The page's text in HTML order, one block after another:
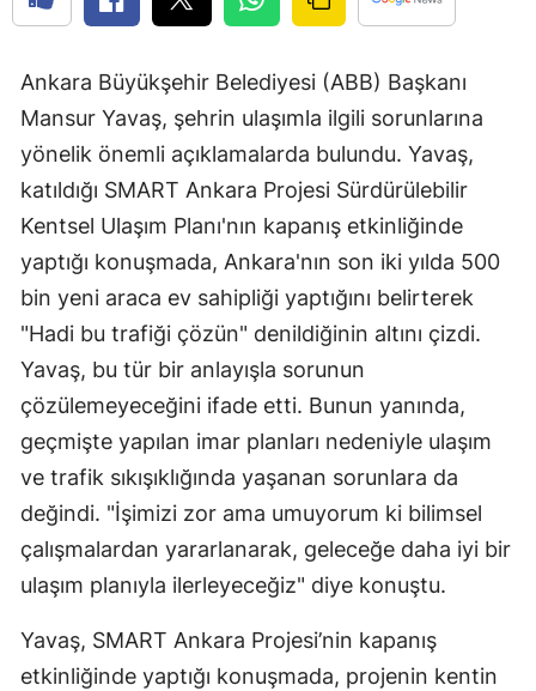
Ankara Büyükşehir Belediyesi (ABB) Başkanı
Mansur Yavaş, şehrin ulaşımla ilgili sorunlarına
yönelik önemli açıklamalarda bulundu. Yavaş,
katıldığı SMART Ankara Projesi Sürdürülebilir
Kentsel Ulaşım Planı'nın kapanış etkinliğinde
yaptığı konuşmada, Ankara'nın son iki yılda 500
bin yeni araca ev sahipliği yaptığını belirterek
"Hadi bu trafiği çözün" denildiğinin altını çizdi.
Yavaş, bu tür bir anlayışla sorunun
çözülemeyeceğini ifade etti. Bunun yanında,
geçmişte yapılan imar planları nedeniyle ulaşım
ve trafik sıkışıklığında yaşanan sorunlara da
değindi. "İşimizi zor ama umuyorum ki bilimsel
çalışmalardan yararlanarak, geleceğe daha iyi bir
ulaşım planıyla ilerleyeceğiz" diye konuştu.
Yavaş, SMART Ankara Projesi’nin kapanış
etkinliğinde yaptığı konuşmada, projenin kentin